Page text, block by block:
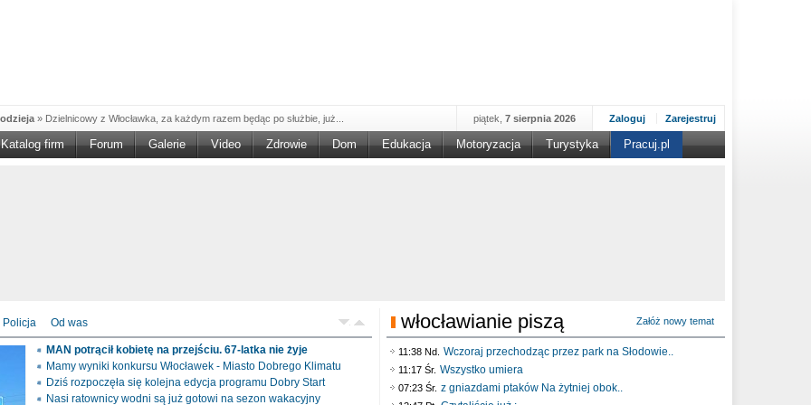
» Dzielnicowy z Włocławka, za każdym razem będąc po służbie, już...
w NGO'»Ruszył nabór w konkursie „Wsparcie Organizacji Wolontariatu w NGO –
» Od czerwca rozpoczął się nowy okres świadczeniowy 800 plus, który
» Policjanci ruchu drogowego przeprowadzili na drogach Włocławka i
Zaloguj Zarejestruj
piątek, 7 sierpnia 2026
Katalog firm Forum Galerie Video Zdrowie Dom Edukacja Motoryzacja Turystyka Pracuj.pl
Policja Od was
MAN potrącił kobietę na przejściu. 67-latka nie żyje
Mamy wyniki konkursu Włocławek - Miasto Dobrego Klimatu
Dziś rozpoczęła się kolejna edycja programu Dobry Start
Nasi ratownicy wodni są już gotowi na sezon wakacyjny
włocławianie piszą Załóż nowy temat
11:38 Nd. Wczoraj przechodząc przez park na Słodowie..
11:17 Śr. Wszystko umiera
07:23 Śr. z gniazdami ptaków Na żytniej obok..